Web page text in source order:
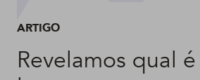
ARTIGO
Revelamos qual